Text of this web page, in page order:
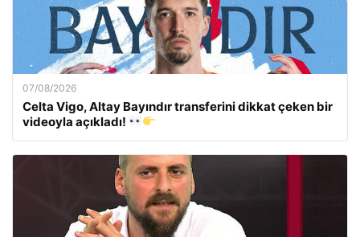
07/08/2026
Celta Vigo, Altay Bayındır transferini dikkat çeken bir
videoyla açıkladı!